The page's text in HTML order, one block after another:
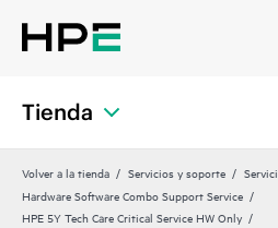
Tienda
Volver a la tienda Servicios y soporte
Hardware Software Combo Support Service
HPE 5Y Tech Care Critical Service HW Only